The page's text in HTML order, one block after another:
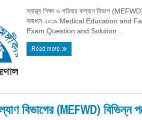
স্বাস্থ্য শিক্ষা ও পরিবার কল্যাণ বিভাগ
সমাধান ২০১৯ Medical Education and
Exam Question and Solution ...
Read more
বিভাগের (MEFWD) বিভিন্ন